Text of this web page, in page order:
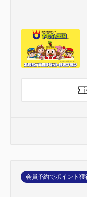
会員予約でポイント獲